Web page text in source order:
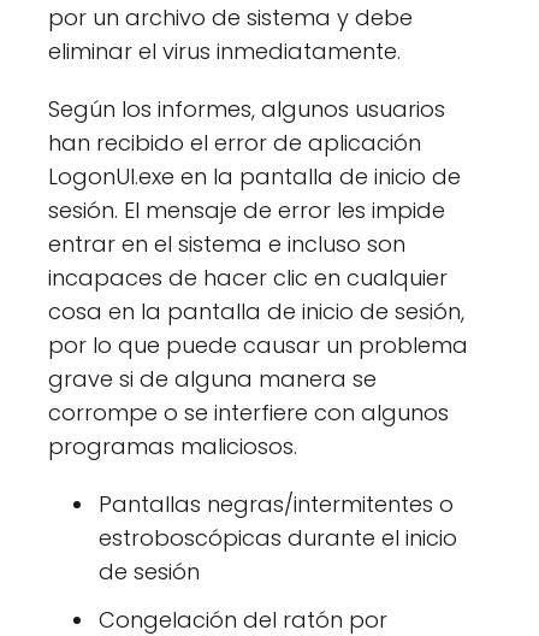
por un archivo de sistema y debe
eliminar el virus inmediatamente.
Según los informes, algunos usuarios
han recibido el error de aplicación
LogonUI.exe en la pantalla de inicio de
sesión. El mensaje de error les impide
entrar en el sistema e incluso son
incapaces de hacer clic en cualquier
cosa en la pantalla de inicio de sesión,
por lo que puede causar un problema
grave si de alguna manera se
corrompe o se interfiere con algunos
programas maliciosos.
Pantallas negras/intermitentes o
estroboscópicas durante el inicio
de sesión
Congelación del ratón por